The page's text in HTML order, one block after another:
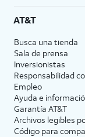
AT&T
Busca una tienda
Sala de prensa
Inversionistas
Responsabilidad
Empleo
Ayuda e
Garantía AT&T
Archivos legibles
Código para